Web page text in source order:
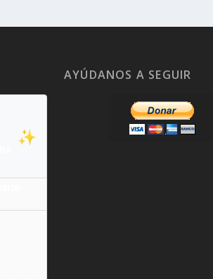
✨
AYÚDANOS A SEGUIR